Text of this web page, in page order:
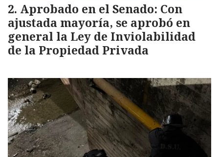
Aprobado en el Senado: Con
ajustada mayoría, se aprobó en
general la Ley de Inviolabilidad
de la Propiedad Privada